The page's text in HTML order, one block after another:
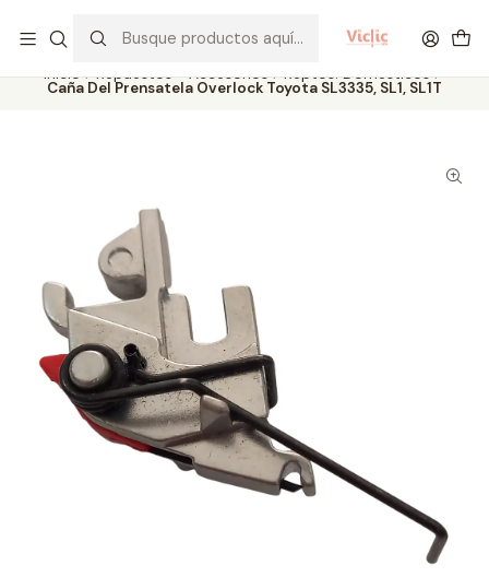
Leer más
Inicio Repuestos - Accesorios Reptos. Domésticos
Caña Del Prensatela Overlock Toyota SL3335, SL1, SL1T